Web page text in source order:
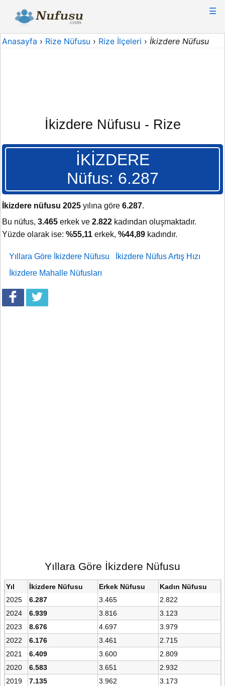
☰
Anasayfa › Rize Nüfusu › Rize İlçeleri › İkizdere Nüfusu
İkizdere Nüfusu - Rize
İKİZDERE
Nüfus: 6.287
İkizdere nüfusu 2025 yılına göre 6.287.
Bu nüfus, 3.465 erkek ve 2.822 kadından oluşmaktadır.
Yüzde olarak ise: %55,11 erkek, %44,89 kadındır.
Yıllara Göre İkizdere Nüfusu
İkizdere Nüfus Artış Hızı
İkizdere Mahalle Nüfusları
Yıllara Göre İkizdere Nüfusu
Yıl İkizdere Nüfusu Erkek Nüfusu
Kadın Nüfusu
2025
6.287 3.465
2.822
2024
6.939 3.816
3.123
2023
8.676 4.697
3.979
2022
6.176 3.461
2.715
2021
6.409 3.600
2.809
2020
6.583 3.651
2.932
2019
7.135 3.962
3.173